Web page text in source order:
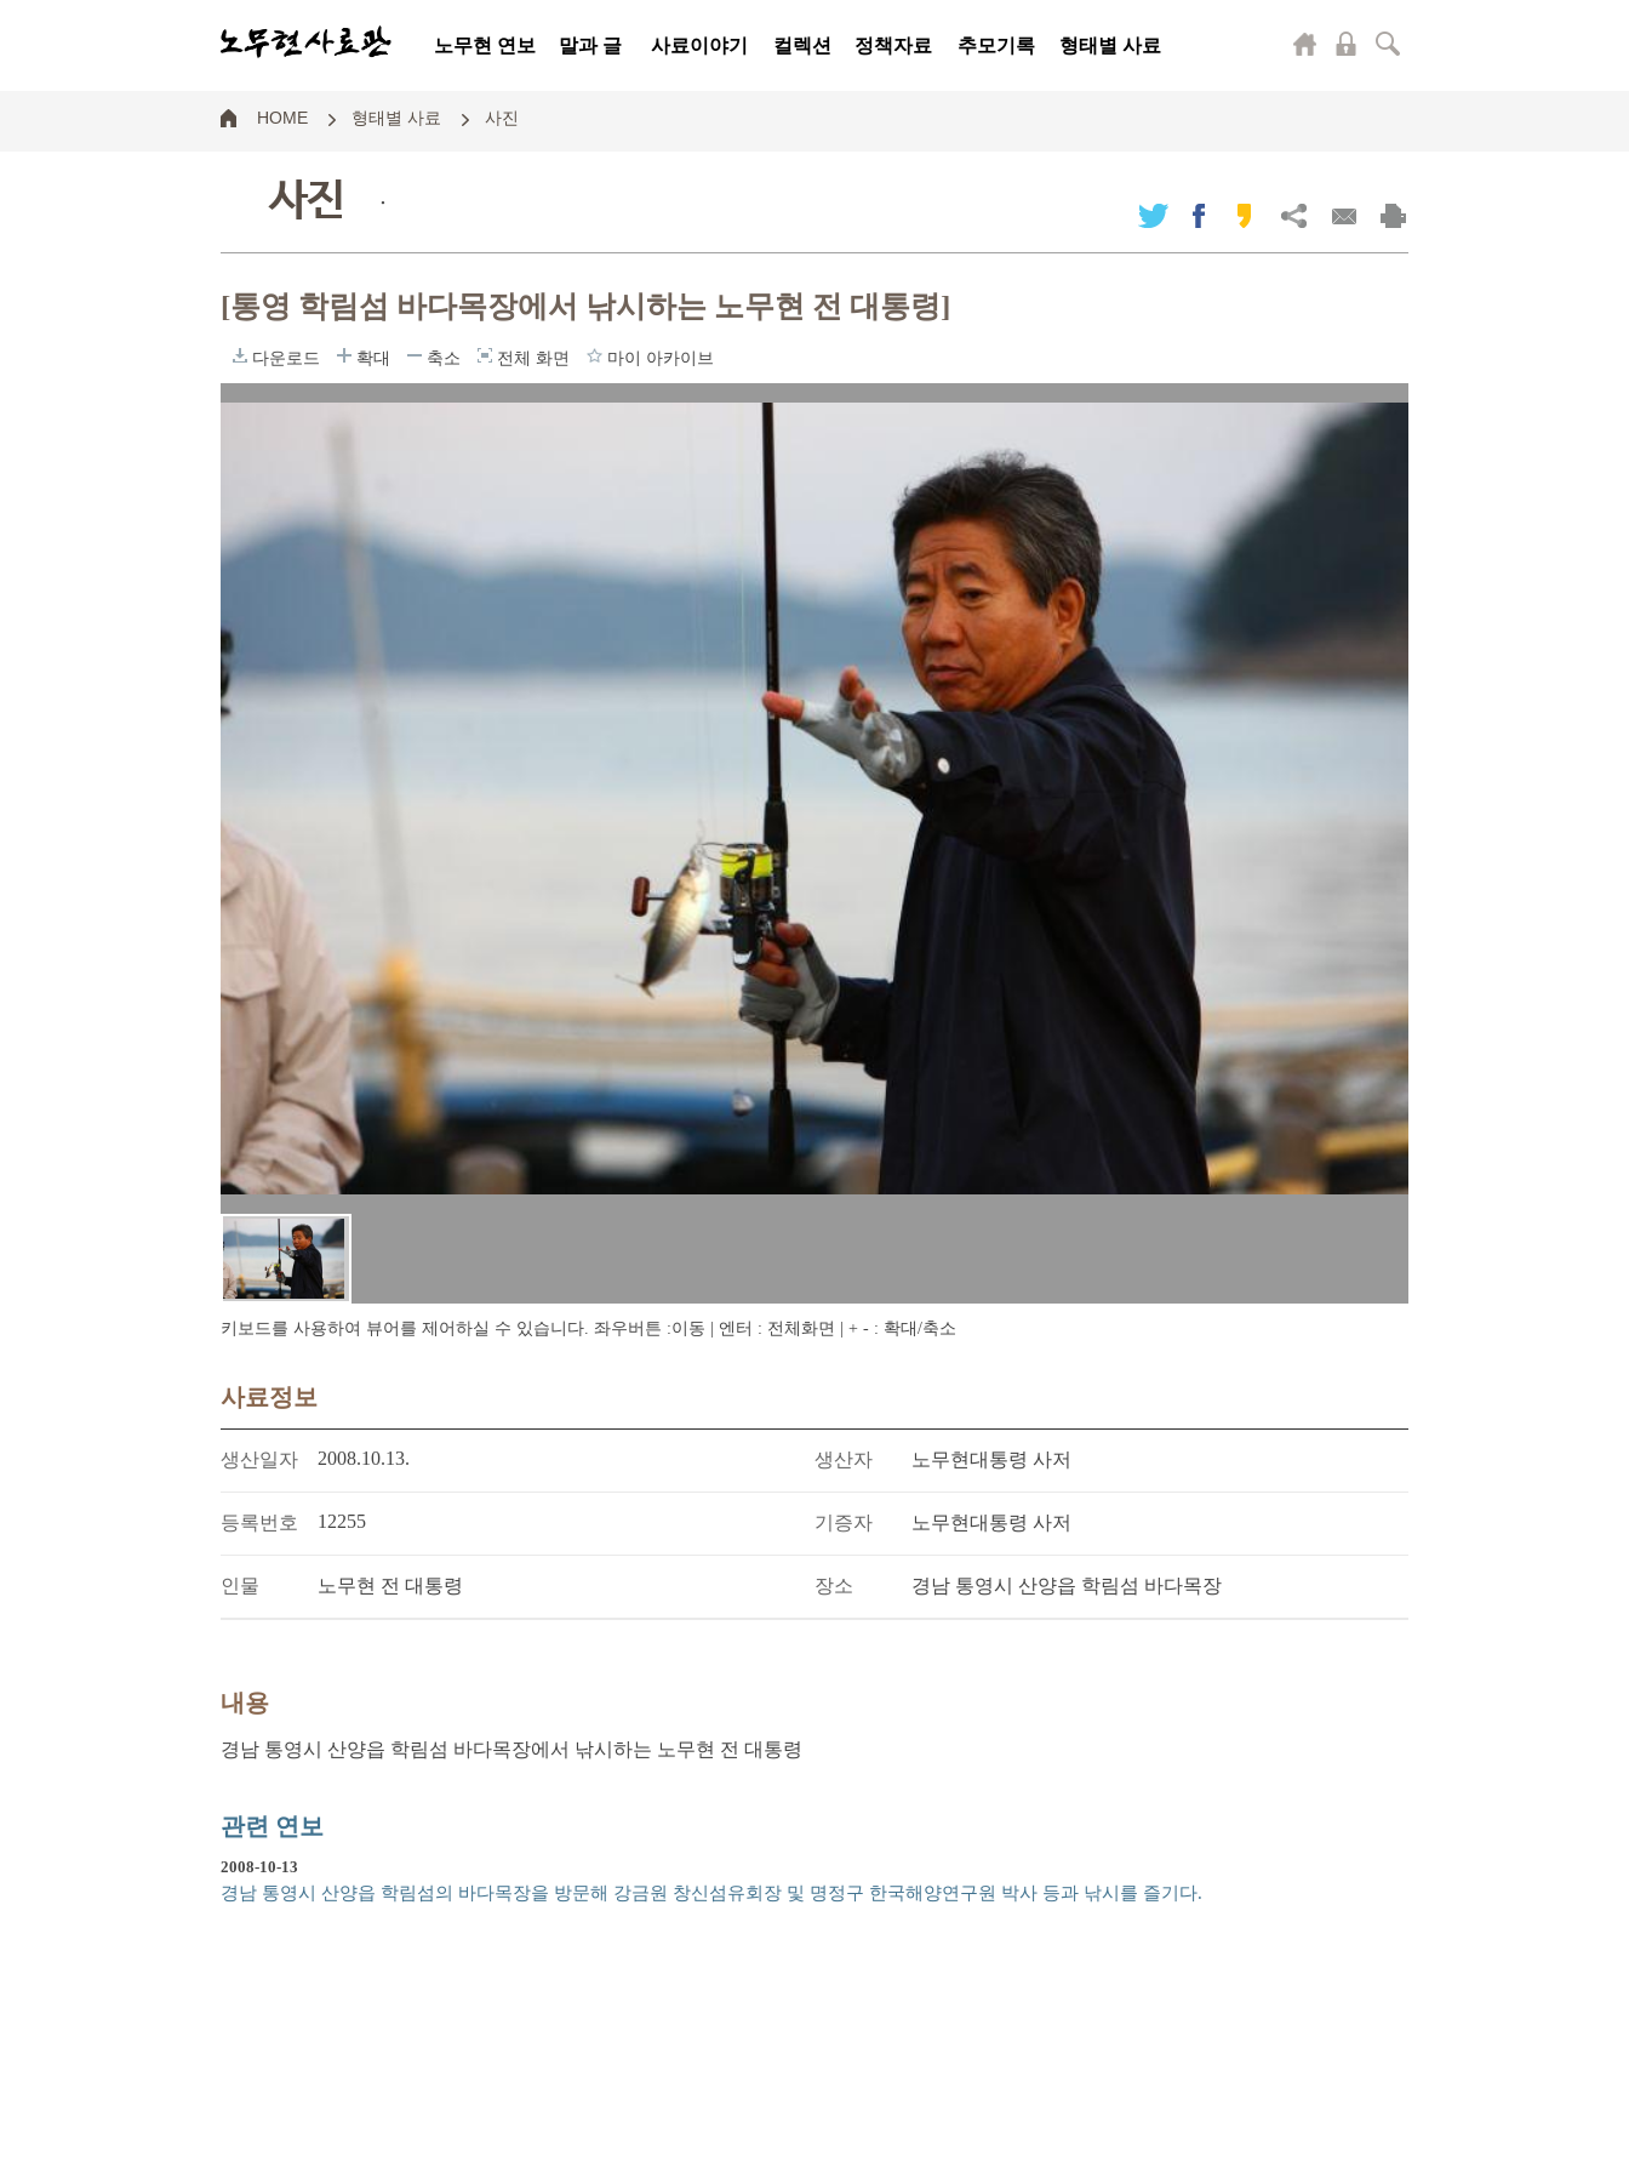
노무현 연보 말과 글 사료이야기 컬렉션 정책자료 추모기록 형태별 사료
HOME 형태별 사료 사진
사진 .
[통영 학림섬 바다목장에서 낚시하는 노무현 전 대통령]
다운로드 확대 축소 전체 화면 마이 아카이브
키보드를 사용하여 뷰어를 제어하실 수 있습니다. 좌우버튼 :이동 | 엔터 : 전체화면 | + - : 확대/축소
사료정보
생산일자 2008.10.13. 생산자 노무현대통령 사저
등록번호 12255 기증자 노무현대통령 사저
인물 노무현 전 대통령 장소 경남 통영시 산양읍 학림섬 바다목장
내용
경남 통영시 산양읍 학림섬 바다목장에서 낚시하는 노무현 전 대통령
관련 연보
2008-10-13
경남 통영시 산양읍 학림섬의 바다목장을 방문해 강금원 창신섬유회장 및 명정구 한국해양연구원 박사 등과 낚시를 즐기다.